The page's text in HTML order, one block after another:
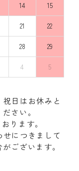
14 15
21 22
28 29
4 5
日はお休みと
さい。
ります。
につきまして
ございます。